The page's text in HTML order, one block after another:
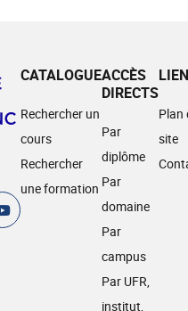
CATALOGUE
Rechercher un
cours
Rechercher
une formation
ACCÈS
DIRECTS
Par
diplôme
Par
domaine
Par
campus
Par UFR,
institut,
Plan
site